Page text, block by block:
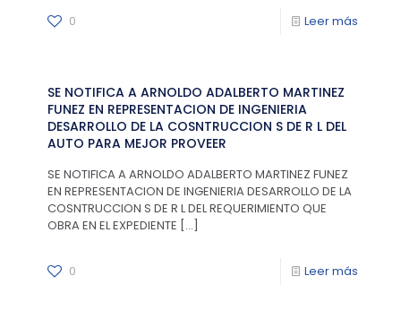
0 Leer más
SE NOTIFICA A ARNOLDO ADALBERTO MARTINEZ
FUNEZ EN REPRESENTACION DE INGENIERIA
DESARROLLO DE LA COSNTRUCCION S DE R L DEL
AUTO PARA MEJOR PROVEER
SE NOTIFICA A ARNOLDO ADALBERTO MARTINEZ FUNEZ
EN REPRESENTACION DE INGENIERIA DESARROLLO DE LA
COSNTRUCCION S DE R L DEL REQUERIMIENTO QUE
OBRA EN EL EXPEDIENTE […]
0 Leer más